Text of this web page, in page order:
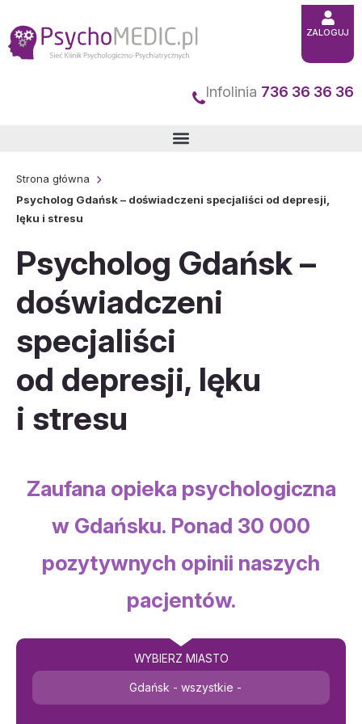
do
treści
Infolinia 736 36 36 36
ZALOGUJ
Strona główna
Psycholog Gdańsk – doświadczeni specjaliści od depresji,
lęku i stresu
Psycholog Gdańsk –
doświadczeni
specjaliści
od depresji, lęku
i stresu
Zaufana opieka psychologiczna
w Gdańsku. Ponad 30 000
pozytywnych opinii naszych
pacjentów.
WYBIERZ MIASTO
Gdańsk - wszystkie -